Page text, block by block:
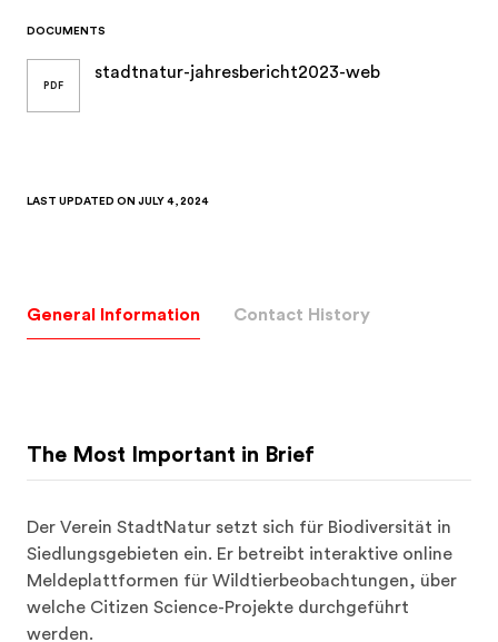
General Information Contact History
The Most Important in Brief
Der Verein StadtNatur setzt sich für Biodiversität in
Siedlungsgebieten ein. Er betreibt interaktive online
Meldeplattformen für Wildtierbeobachtungen, über
welche Citizen Science-Projekte durchgeführt
werden.
DOCUMENTS
PDF
stadtnatur-jahresbericht2023-web
LAST UPDATED ON JULY 4, 2024